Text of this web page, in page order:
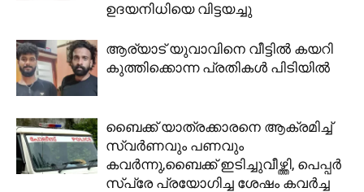
ഉദയനിധിയെ വിട്ടയച്ചു
ആര്യാട്‌ യുവാവിനെ വീട്ടിൽ കയറി
കുത്തിക്കൊന്ന പ്രതികൾ പിടിയിൽ
ബൈക്ക് യാത്രക്കാരനെ ആക്രമിച്ച്
സ്വർണവും പണവും
കവർന്നു,ബൈക്ക് ഇടിച്ചുവീഴ്ത്തി, പെപ്പർ
സ്പ്രേ പ്രയോഗിച്ച ശേഷം കവർച്ച